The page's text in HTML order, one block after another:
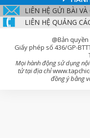
LIÊN HỆ GỬI BÀI
LIÊN HỆ QUẢNG
@Bản
Giấy phép số 436/GP-
Mọi hành động sử dụng
tử tại địa chỉ
đồng ý bằng